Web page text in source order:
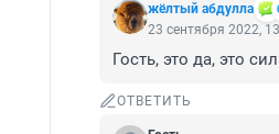
жёлтый абдулла
23 сентября 2022,
Гость, это да, это
ОТВЕТИТЬ